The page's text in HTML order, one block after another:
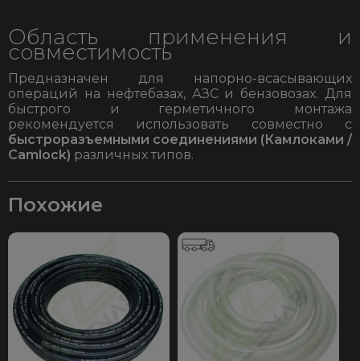
Область применения и
совместимость
Предназначен для напорно-всасывающих
операций на нефтебазах, АЗС и бензовозах. Для
быстрого и герметичного монтажа
рекомендуется использовать совместно с
быстроразъемными соединениями (Камлоками /
Camlock) различных типов.
Похожие